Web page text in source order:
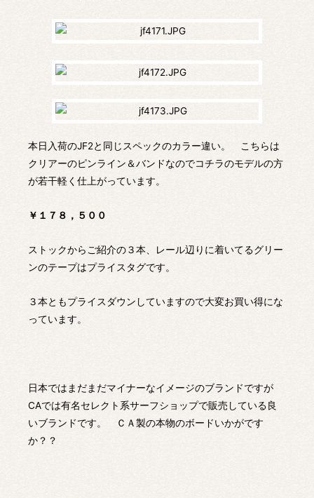
本日入荷のJF2と同じスペックのカラー違い。 こちらは
クリアーのピンライン＆バンドなのでコチラのモデルの方
が若干軽く仕上がっています。
￥１７８，５００
ストックからご紹介の３本、レール辺りに着いてるグリー
ンのテープはプライスタグです。
３本ともプライスダウンしていますので大変お買い得にな
っています。
日本ではまだまだマイナーなイメージのブランドですが
CAでは有名セレクト系サーフショップで販売している良
いブランドです。 ＣＡ製の本物のボードいかがです
か？？